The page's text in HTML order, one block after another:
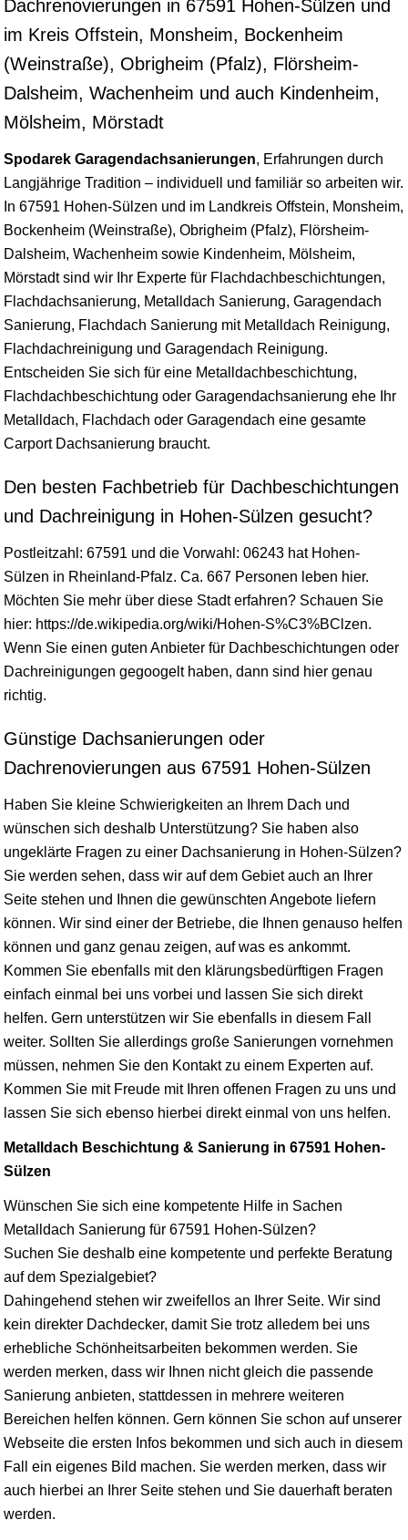
Dachrenovierungen in 67591 Hohen-Sülzen und
im Kreis Offstein, Monsheim, Bockenheim
(Weinstraße), Obrigheim (Pfalz), Flörsheim-
Dalsheim, Wachenheim und auch Kindenheim,
Mölsheim, Mörstadt
Spodarek Garagendachsanierungen, Erfahrungen durch
Langjährige Tradition – individuell und familiär so arbeiten wir.
In 67591 Hohen-Sülzen und im Landkreis Offstein, Monsheim,
Bockenheim (Weinstraße), Obrigheim (Pfalz), Flörsheim-
Dalsheim, Wachenheim sowie Kindenheim, Mölsheim,
Mörstadt sind wir Ihr Experte für Flachdachbeschichtungen,
Flachdachsanierung, Metalldach Sanierung, Garagendach
Sanierung, Flachdach Sanierung mit Metalldach Reinigung,
Flachdachreinigung und Garagendach Reinigung.
Entscheiden Sie sich für eine Metalldachbeschichtung,
Flachdachbeschichtung oder Garagendachsanierung ehe Ihr
Metalldach, Flachdach oder Garagendach eine gesamte
Carport Dachsanierung braucht.
Den besten Fachbetrieb für Dachbeschichtungen
und Dachreinigung in Hohen-Sülzen gesucht?
Postleitzahl: 67591 und die Vorwahl: 06243 hat Hohen-
Sülzen in Rheinland-Pfalz. Ca. 667 Personen leben hier.
Möchten Sie mehr über diese Stadt erfahren? Schauen Sie
hier: https://de.wikipedia.org/wiki/Hohen-S%C3%BClzen.
Wenn Sie einen guten Anbieter für Dachbeschichtungen oder
Dachreinigungen gegoogelt haben, dann sind hier genau
richtig.
Günstige Dachsanierungen oder
Dachrenovierungen aus 67591 Hohen-Sülzen
Haben Sie kleine Schwierigkeiten an Ihrem Dach und
wünschen sich deshalb Unterstützung? Sie haben also
ungeklärte Fragen zu einer Dachsanierung in Hohen-Sülzen?
Sie werden sehen, dass wir auf dem Gebiet auch an Ihrer
Seite stehen und Ihnen die gewünschten Angebote liefern
können. Wir sind einer der Betriebe, die Ihnen genauso helfen
können und ganz genau zeigen, auf was es ankommt.
Kommen Sie ebenfalls mit den klärungsbedürftigen Fragen
einfach einmal bei uns vorbei und lassen Sie sich direkt
helfen. Gern unterstützen wir Sie ebenfalls in diesem Fall
weiter. Sollten Sie allerdings große Sanierungen vornehmen
müssen, nehmen Sie den Kontakt zu einem Experten auf.
Kommen Sie mit Freude mit Ihren offenen Fragen zu uns und
lassen Sie sich ebenso hierbei direkt einmal von uns helfen.
Metalldach Beschichtung & Sanierung in 67591 Hohen-
Sülzen
Wünschen Sie sich eine kompetente Hilfe in Sachen
Metalldach Sanierung für 67591 Hohen-Sülzen?
Suchen Sie deshalb eine kompetente und perfekte Beratung
auf dem Spezialgebiet?
Dahingehend stehen wir zweifellos an Ihrer Seite. Wir sind
kein direkter Dachdecker, damit Sie trotz alledem bei uns
erhebliche Schönheitsarbeiten bekommen werden. Sie
werden merken, dass wir Ihnen nicht gleich die passende
Sanierung anbieten, stattdessen in mehrere weiteren
Bereichen helfen können. Gern können Sie schon auf unserer
Webseite die ersten Infos bekommen und sich auch in diesem
Fall ein eigenes Bild machen. Sie werden merken, dass wir
auch hierbei an Ihrer Seite stehen und Sie dauerhaft beraten
werden.